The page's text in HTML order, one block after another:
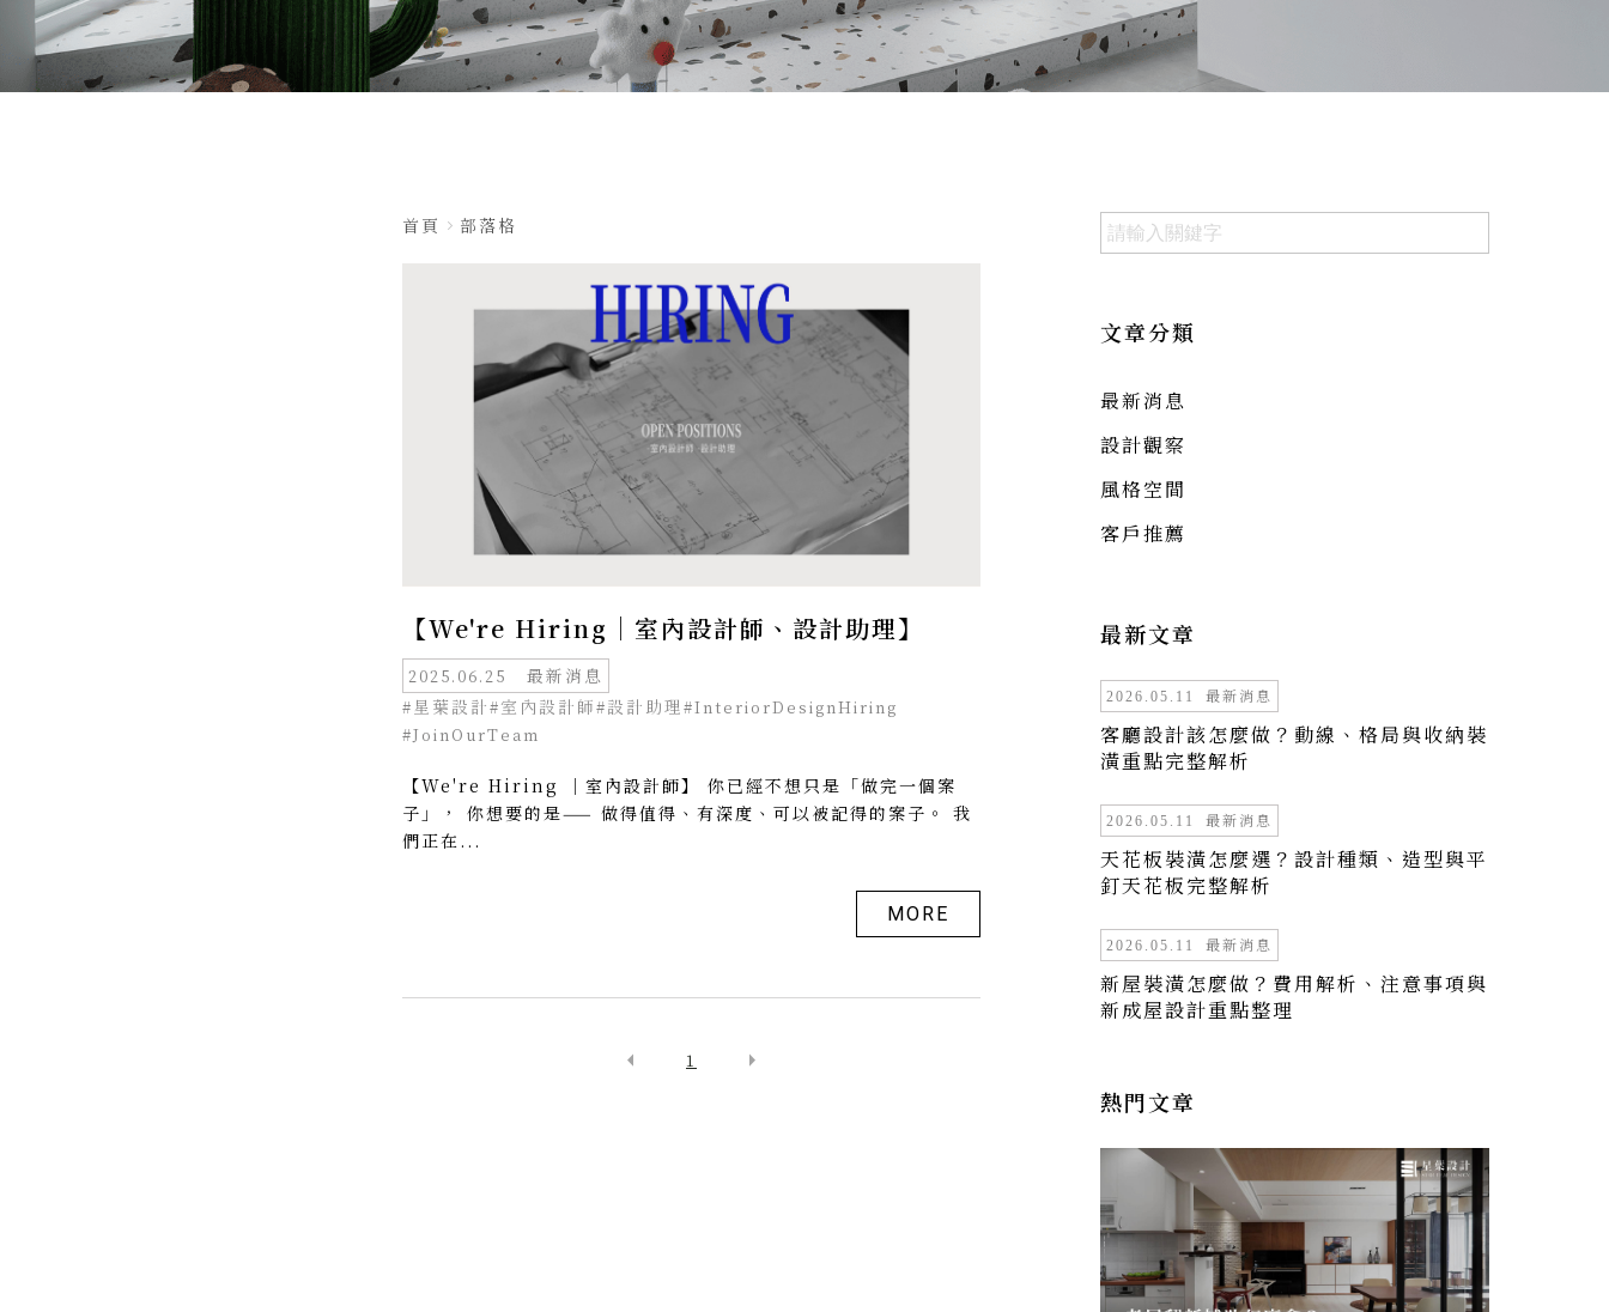
首頁 部落格
【We're Hiring｜室內設計師、設計助理】
2025.06.25 最新消息
#星葉設計#室內設計師#設計助理#InteriorDesignHiring
#JoinOurTeam
【We're Hiring ｜室內設計師】 你已經不想只是「做完一個案
子」， 你想要的是—— 做得值得、有深度、可以被記得的案子。 我
們正在...
MORE
arrow_left 1 arrow_right
文章分類
最新消息
設計觀察
風格空間
客戶推薦
最新文章
2026.05.11 最新消息
客廳設計該怎麼做？動線、格局與收納裝
潢重點完整解析
2026.05.11 最新消息
天花板裝潢怎麼選？設計種類、造型與平
釘天花板完整解析
2026.05.11 最新消息
新屋裝潢怎麼做？費用解析、注意事項與
新成屋設計重點整理
熱門文章